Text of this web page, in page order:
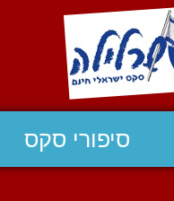
סיפורי סקס